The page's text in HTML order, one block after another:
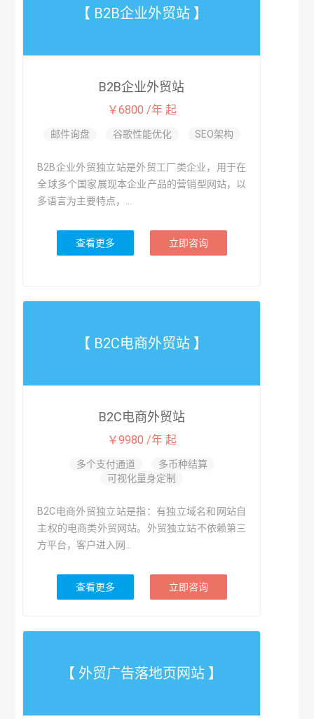
【 B2B企业外贸站 】
B2B企业外贸站
￥6800 /年 起
邮件询盘 谷歌性能优化 SEO架构
B2B企业外贸独立站是外贸工厂类企业，用于在
全球多个国家展现本企业产品的营销型网站，以
多语言为主要特点，...
查看更多 立即咨询
【 B2C电商外贸站 】
B2C电商外贸站
￥9980 /年 起
多个支付通道
多币种结算
可视化量身定制
B2C电商外贸独立站是指：有独立域名和网站自
主权的电商类外贸网站。外贸独立站不依赖第三
方平台，客户进入网...
查看更多 立即咨询
【 外贸广告落地页网站 】